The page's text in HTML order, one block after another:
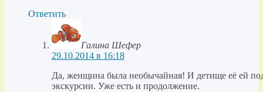
Ответить
Галина Шефер
29.10.2014 в 16:18
Да, женщина была необычайная! И детище её ей под
экскурсии. Уже есть и продолжение.